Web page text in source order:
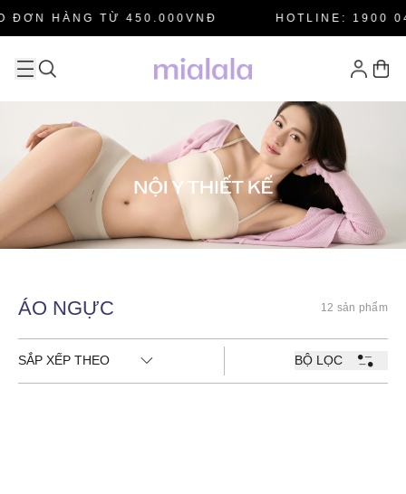
ĐƠN HÀNG TỪ 450.000VNĐ HOTLINE: 1900
ÁO NGỰC 12 sản phẩm
SẮP XẾP THEO BỘ LỌC